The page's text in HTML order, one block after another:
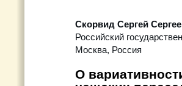
Скорвид Сергей
Российский
Москва, Россия
О